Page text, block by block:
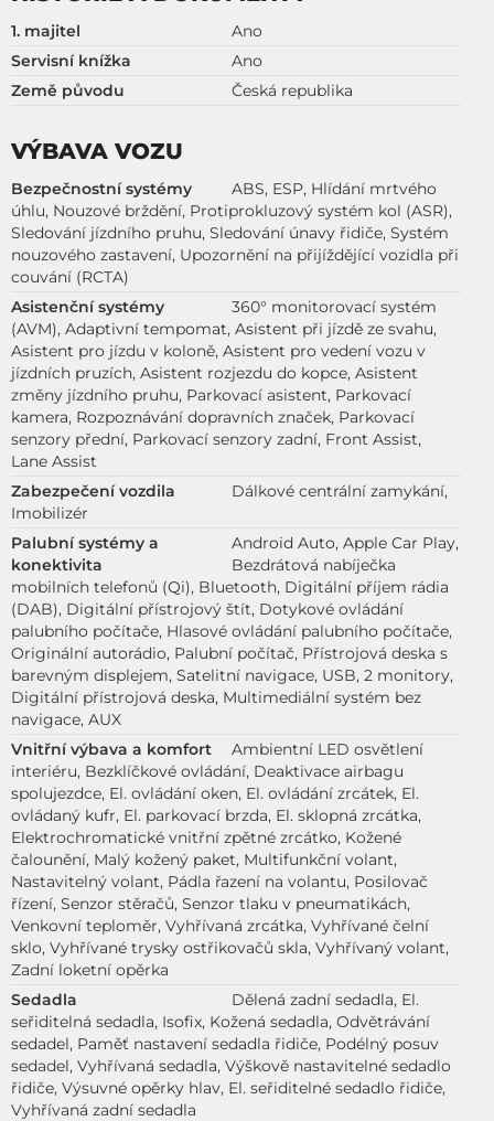
1. majitel
Ano
Servisní knížka
Ano
Země původu
Česká republika
VÝBAVA VOZU
Bezpečnostní systémy
ABS, ESP, Hlídání mrtvého
úhlu, Nouzové brždění, Protiprokluzový systém kol (ASR),
Sledování jízdního pruhu, Sledování únavy řidiče, Systém
nouzového zastavení, Upozornění na přijíždějící vozidla při
couvání (RCTA)
Asistenční systémy
360° monitorovací systém
(AVM), Adaptivní tempomat, Asistent při jízdě ze svahu,
Asistent pro jízdu v koloně, Asistent pro vedení vozu v
jízdních pruzích, Asistent rozjezdu do kopce, Asistent
změny jízdního pruhu, Parkovací asistent, Parkovací
kamera, Rozpoznávání dopravních značek, Parkovací
senzory přední, Parkovací senzory zadní, Front Assist,
Lane Assist
Zabezpečení vozdila
Dálkové centrální zamykání,
Imobilizér
Palubní systémy a
konektivita
Android Auto, Apple Car Play,
Bezdrátová nabíječka
mobilních telefonů (Qi), Bluetooth, Digitální příjem rádia
(DAB), Digitální přístrojový štít, Dotykové ovládání
palubního počítače, Hlasové ovládání palubního počítače,
Originální autorádio, Palubní počítač, Přístrojová deska s
barevným displejem, Satelitní navigace, USB, 2 monitory,
Digitální přístrojová deska, Multimediální systém bez
navigace, AUX
Vnitřní výbava a komfort
Ambientní LED osvětlení
interiéru, Bezklíčkové ovládání, Deaktivace airbagu
spolujezdce, El. ovládání oken, El. ovládání zrcátek, El.
ovládaný kufr, El. parkovací brzda, El. sklopná zrcátka,
Elektrochromatické vnitřní zpětné zrcátko, Kožené
čalounění, Malý kožený paket, Multifunkční volant,
Nastavitelný volant, Pádla řazení na volantu, Posilovač
řízení, Senzor stěračů, Senzor tlaku v pneumatikách,
Venkovní teploměr, Vyhřívaná zrcátka, Vyhřívané čelní
sklo, Vyhřívané trysky ostřikovačů skla, Vyhřívaný volant,
Zadní loketní opěrka
Sedadla
Dělená zadní sedadla, El.
seřiditelná sedadla, Isofix, Kožená sedadla, Odvětrávání
sedadel, Paměť nastavení sedadla řidiče, Podélný posuv
sedadel, Vyhřívaná sedadla, Výškově nastavitelné sedadlo
řidiče, Výsuvné opěrky hlav, El. seřiditelné sedadlo řidiče,
Vyhřívaná zadní sedadla